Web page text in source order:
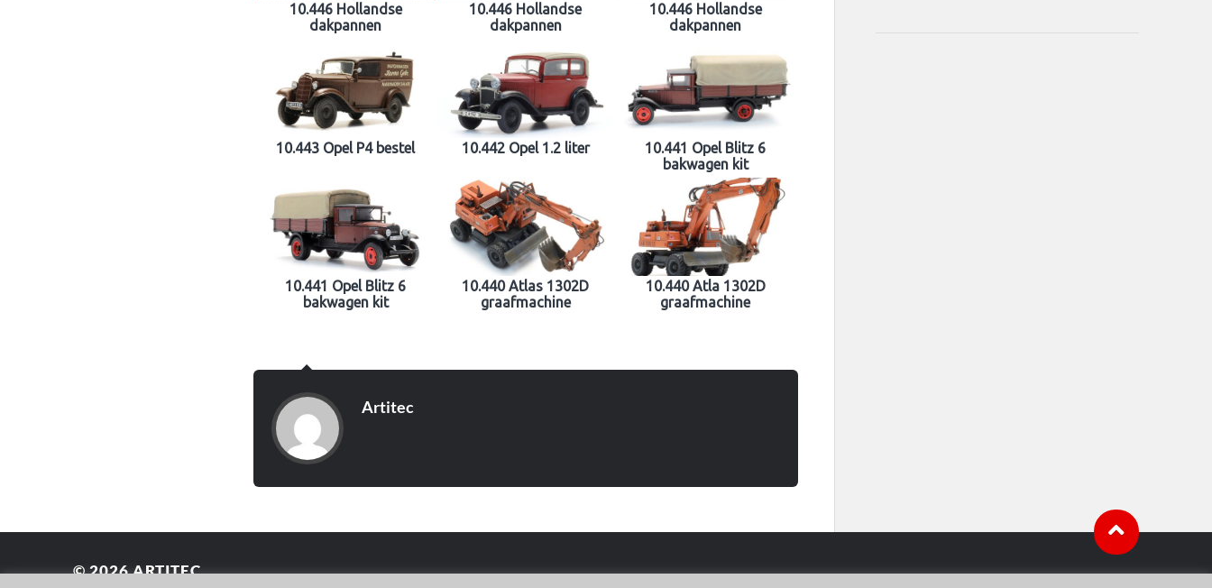
10.446 Hollandse
dakpannen
10.446 Hollandse
dakpannen
10.446 Hollandse
dakpannen
10.443 Opel P4 bestel 10.442 Opel 1.2 liter
10.441 Opel Blitz 6
bakwagen kit
10.441 Opel Blitz 6
bakwagen kit
10.440 Atlas 1302D
graafmachine
10.440 Atla 1302D
graafmachine
Artitec
© 2026ARTITEC